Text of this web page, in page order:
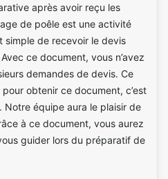
après avoir reçu les
de poêle est une activité
simple de recevoir le devis
ce document, vous n’avez
demandes de devis. Ce
obtenir ce document, c’est
équipe aura le plaisir de
à ce document, vous aurez
guider lors du préparatif de